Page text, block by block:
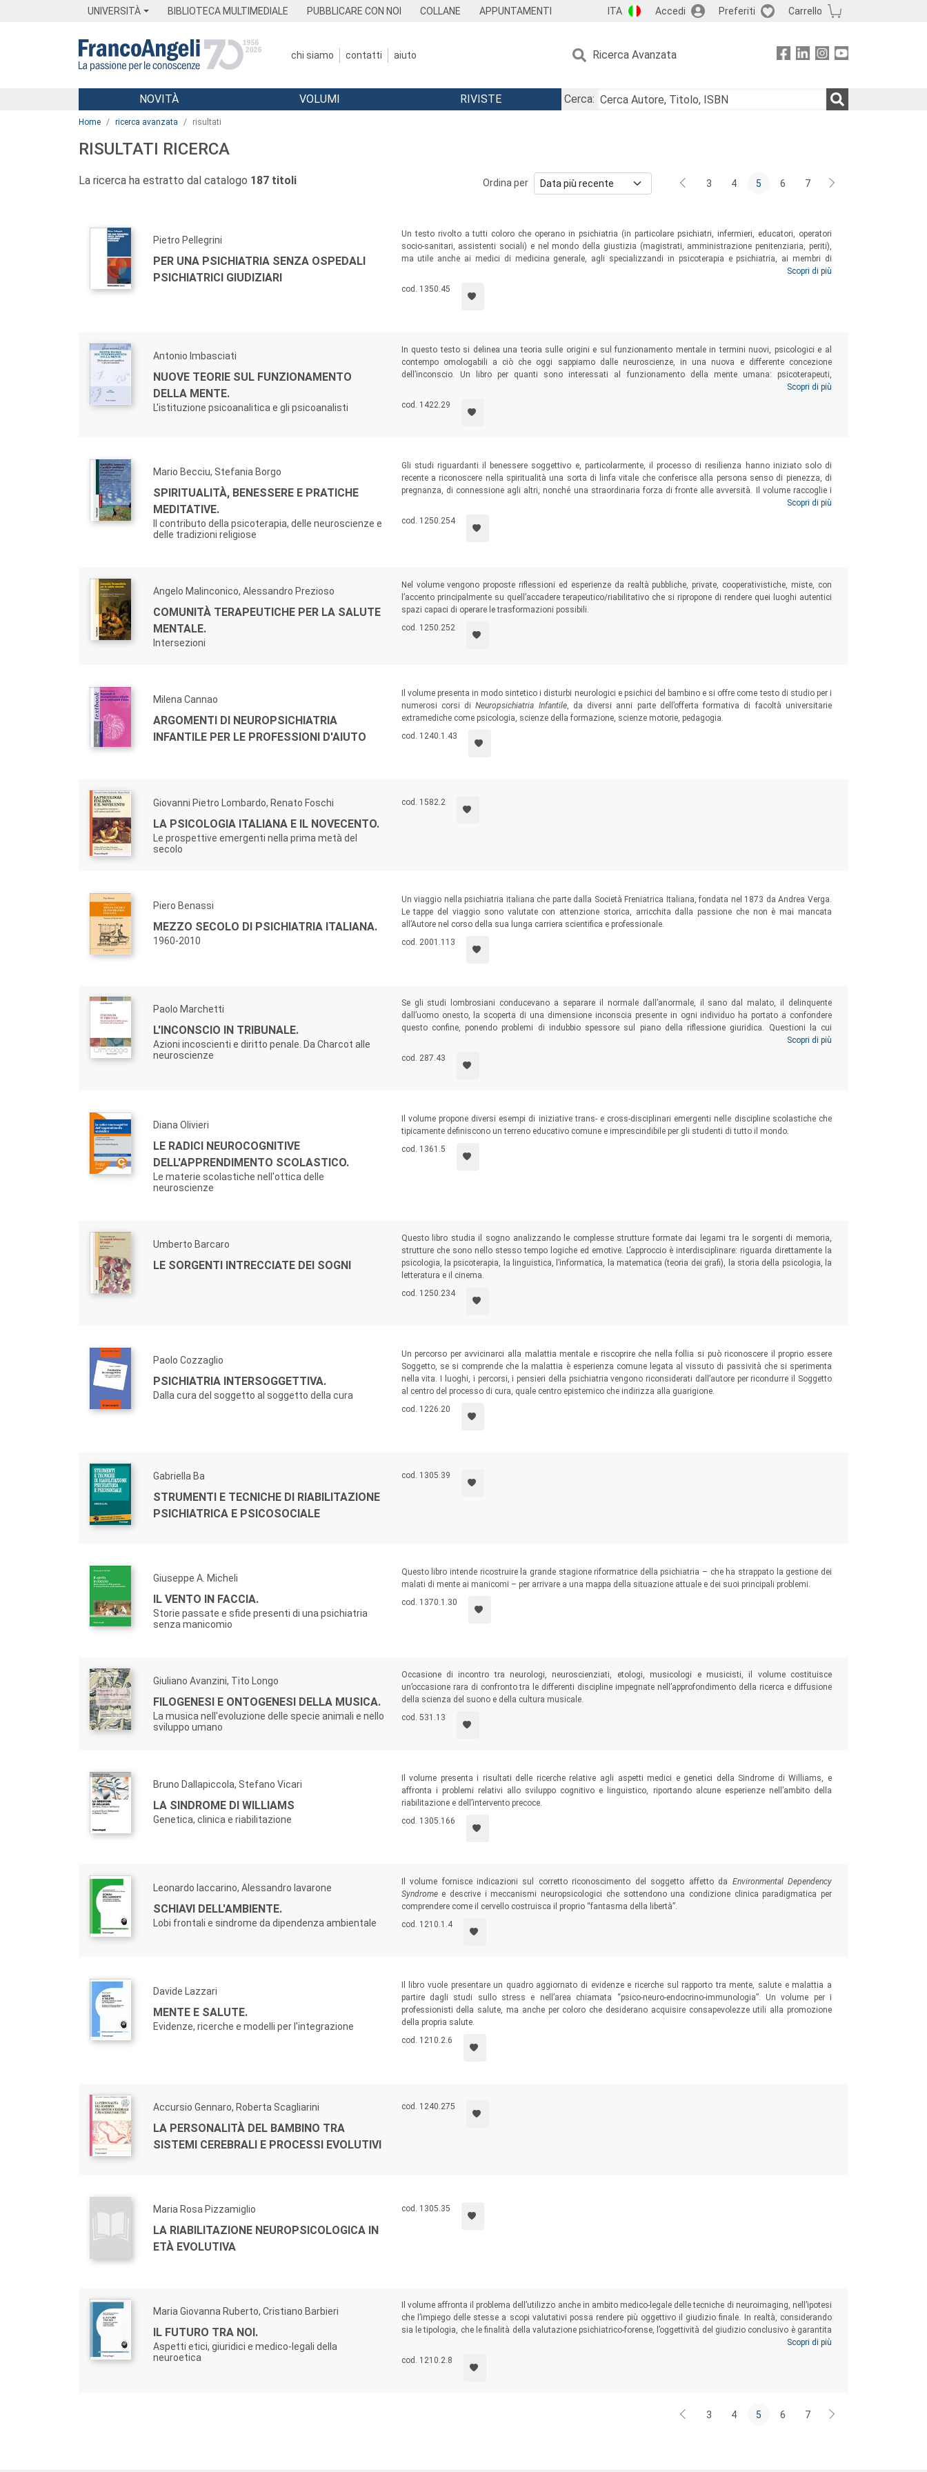
UNIVERSITÀ BIBLIOTECA MULTIMEDIALE PUBBLICARE CON NOI COLLANE APPUNTAMENTI ITA Accedi Preferiti Carrello
chi siamo contatti aiuto Ricerca Avanzata
Menu
NOVITÀ VOLUMI RIVISTE
Cerca:
Home ricerca avanzata risultati
RISULTATI RICERCA
La ricerca ha estratto dal catalogo 187 titoli Ordina per 3 4 5 6 7
Pietro Pellegrini
PER UNA PSICHIATRIA SENZA OSPEDALI
PSICHIATRICI GIUDIZIARI
Un testo rivolto a tutti coloro che operano in psichiatria (in particolare psichiatri, infermieri, educatori, operatori
socio-sanitari, assistenti sociali) e nel mondo della giustizia (magistrati, amministrazione penitenziaria, periti),
ma utile anche ai medici di medicina generale, agli specializzandi in psicoterapia e psichiatria, ai membri di
cooperative e associazioni che si occupano di salute mentale e percorsi giudiziari nel facilitare nuovi percorsi nel
lavoro di cura con soggetti con disturbi mentali autori di reato.
Scopri di più
cod. 1350.45
Antonio Imbasciati
NUOVE TEORIE SUL FUNZIONAMENTO
DELLA MENTE.
L'istituzione psicoanalitica e gli psicoanalisti
In questo testo si delinea una teoria sulle origini e sul funzionamento mentale in termini nuovi, psicologici e al
contempo omologabili a ciò che oggi sappiamo dalle neuroscienze, in una nuova e differente concezione
dell’inconscio. Un libro per quanti sono interessati al funzionamento della mente umana: psicoterapeuti,
psicoanalisti, psicologi, studenti di psicologia, operatori della salute mentale, psichiatri, operatori sociali, sociologi,
ricercatori di neuroscienze.
Scopri di più
cod. 1422.29
Mario Becciu, Stefania Borgo
SPIRITUALITÀ, BENESSERE E PRATICHE
MEDITATIVE.
Il contributo della psicoterapia, delle neuroscienze e
delle tradizioni religiose
Gli studi riguardanti il benessere soggettivo e, particolarmente, il processo di resilienza hanno iniziato solo di
recente a riconoscere nella spiritualità una sorta di linfa vitale che conferisce alla persona senso di pienezza, di
pregnanza, di connessione agli altri, nonché una straordinaria forza di fronte alle avversità. Il volume raccoglie i
contributi che alcuni autori, provenienti da ambiti disciplinari diversi (psicologia, psichiatria, filosofia, teologia,
neuroscienze) hanno voluto offrire a questa riflessione.
Scopri di più
cod. 1250.254
Angelo Malinconico, Alessandro Prezioso
COMUNITÀ TERAPEUTICHE PER LA SALUTE
MENTALE.
Intersezioni
Nel volume vengono proposte riflessioni ed esperienze da realtà pubbliche, private, cooperativistiche, miste, con
l’accento principalmente su quell’accadere terapeutico/riabilitativo che si ripropone di rendere quei luoghi autentici
spazi capaci di operare le trasformazioni possibili.
cod. 1250.252
Milena Cannao
ARGOMENTI DI NEUROPSICHIATRIA
INFANTILE PER LE PROFESSIONI D'AIUTO
Il volume presenta in modo sintetico i disturbi neurologici e psichici del bambino e si offre come testo di studio per i
numerosi corsi diNeuropsichiatria Infantile, da diversi anni parte dell’offerta formativa di facoltà universitarie
extramediche come psicologia, scienze della formazione, scienze motorie, pedagogia.
cod. 1240.1.43
Giovanni Pietro Lombardo, Renato Foschi
LA PSICOLOGIA ITALIANA E IL NOVECENTO.
Le prospettive emergenti nella prima metà del
secolo
cod. 1582.2
Piero Benassi
MEZZO SECOLO DI PSICHIATRIA ITALIANA.
1960-2010
Un viaggio nella psichiatria italiana che parte dalla Società Freniatrica Italiana, fondata nel 1873 da Andrea Verga.
Le tappe del viaggio sono valutate con attenzione storica, arricchita dalla passione che non è mai mancata
all’Autore nel corso della sua lunga carriera scientifica e professionale.
cod. 2001.113
Paolo Marchetti
L'INCONSCIO IN TRIBUNALE.
Azioni incoscienti e diritto penale. Da Charcot alle
neuroscienze
Se gli studi lombrosiani conducevano a separare il normale dall’anormale, il sano dal malato, il delinquente
dall’uomo onesto, la scoperta di una dimensione inconscia presente in ogni individuo ha portato a confondere
questo confine, ponendo problemi di indubbio spessore sul piano della riflessione giuridica. Questioni la cui
soluzione, a giudicare dall’attuale dibattito innescato dalle neuroscienze sul piano del diritto, non sembra ancora
oggi a portata di mano.
Scopri di più
cod. 287.43
Diana Olivieri
LE RADICI NEUROCOGNITIVE
DELL'APPRENDIMENTO SCOLASTICO.
Le materie scolastiche nell'ottica delle
neuroscienze
Il volume propone diversi esempi di iniziative trans- e cross-disciplinari emergenti nelle discipline scolastiche che
tipicamente definiscono un terreno educativo comune e imprescindibile per gli studenti di tutto il mondo.
cod. 1361.5
Umberto Barcaro
LE SORGENTI INTRECCIATE DEI SOGNI
Questo libro studia il sogno analizzando le complesse strutture formate dai legami tra le sorgenti di memoria,
strutture che sono nello stesso tempo logiche ed emotive. L’approccio è interdisciplinare: riguarda direttamente la
psicologia, la psicoterapia, la linguistica, l’informatica, la matematica (teoria dei grafi), la storia della psicologia, la
letteratura e il cinema.
cod. 1250.234
Paolo Cozzaglio
PSICHIATRIA INTERSOGGETTIVA.
Dalla cura del soggetto al soggetto della cura
Un percorso per avvicinarci alla malattia mentale e riscoprire che nella follia si può riconoscere il proprio essere
Soggetto, se si comprende che la malattia è esperienza comune legata al vissuto di passività che si sperimenta
nella vita. I luoghi, i percorsi, i pensieri della psichiatria vengono riconsiderati dall’autore per ricondurre il Soggetto
al centro del processo di cura, quale centro epistemico che indirizza alla guarigione.
cod. 1226.20
Gabriella Ba
STRUMENTI E TECNICHE DI RIABILITAZIONE
PSICHIATRICA E PSICOSOCIALE
cod. 1305.39
Giuseppe A. Micheli
IL VENTO IN FACCIA.
Storie passate e sfide presenti di una psichiatria
senza manicomio
Questo libro intende ricostruire la grande stagione riformatrice della psichiatria – che ha strappato la gestione dei
malati di mente ai manicomi – per arrivare a una mappa della situazione attuale e dei suoi principali problemi.
cod. 1370.1.30
Giuliano Avanzini, Tito Longo
FILOGENESI E ONTOGENESI DELLA MUSICA.
La musica nell'evoluzione delle specie animali e nello
sviluppo umano
Occasione di incontro tra neurologi, neuroscienziati, etologi, musicologi e musicisti, il volume costituisce
un’occasione rara di confronto tra le differenti discipline impegnate nell’approfondimento della ricerca e diffusione
della scienza del suono e della cultura musicale.
cod. 531.13
Bruno Dallapiccola, Stefano Vicari
LA SINDROME DI WILLIAMS
Genetica, clinica e riabilitazione
Il volume presenta i risultati delle ricerche relative agli aspetti medici e genetici della Sindrome di Williams, e
affronta i problemi relativi allo sviluppo cognitivo e linguistico, riportando alcune esperienze nell’ambito della
riabilitazione e dell’intervento precoce.
cod. 1305.166
Leonardo Iaccarino, Alessandro Iavarone
SCHIAVI DELL'AMBIENTE.
Lobi frontali e sindrome da dipendenza ambientale
Il volume fornisce indicazioni sul corretto riconoscimento del soggetto affetto da Environmental Dependency
Syndromee descrive i meccanismi neuropsicologici che sottendono una condizione clinica paradigmatica per
comprendere come il cervello costruisca il proprio “fantasma della libertà”.
cod. 1210.1.4
Davide Lazzari
MENTE E SALUTE.
Evidenze, ricerche e modelli per l'integrazione
Il libro vuole presentare un quadro aggiornato di evidenze e ricerche sul rapporto tra mente, salute e malattia a
partire dagli studi sullo stress e nell’area chiamata “psico-neuro-endocrino-immunologia”. Un volume per i
professionisti della salute, ma anche per coloro che desiderano acquisire consapevolezze utili alla promozione
della propria salute.
cod. 1210.2.6
Accursio Gennaro, Roberta Scagliarini
LA PERSONALITÀ DEL BAMBINO TRA
SISTEMI CEREBRALI E PROCESSI EVOLUTIVI
cod. 1240.275
Maria Rosa Pizzamiglio
LA RIABILITAZIONE NEUROPSICOLOGICA IN
ETÀ EVOLUTIVA
cod. 1305.35
Maria Giovanna Ruberto, Cristiano Barbieri
IL FUTURO TRA NOI.
Aspetti etici, giuridici e medico-legali della
neuroetica
Il volume affronta il problema dell’utilizzo anche in ambito medico-legale delle tecniche di neuroimaging, nell’ipotesi
che l’impiego delle stesse a scopi valutativi possa rendere più oggettivo il giudizio finale. In realtà, considerando
sia le tipologia, che le finalità della valutazione psichiatrico-forense, l’oggettività del giudizio conclusivo è garantita
dalla corretta applicazione della metodologia medico-legale, cioè di quella procedura conoscitiva tanto più
scientifica, quanto più rigorosa nella correlazione delle acquisizioni tecniche ai costrutti normativi di riferimento.
Scopri di più
cod. 1210.2.8
3 4 5 6 7